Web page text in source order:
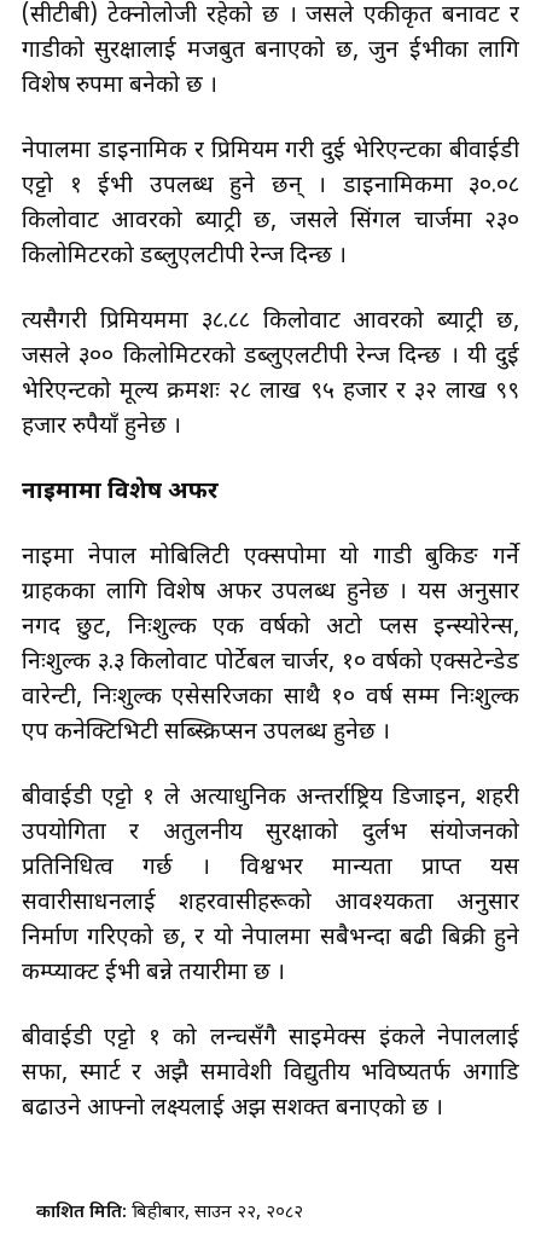
(सीटीबी) टेक्नोलोजी रहेको छ । जसले एकीकृत बनावट र
गाडीको सुरक्षालाई मजबुत बनाएको छ, जुन ईभीका लागि
विशेष रुपमा बनेको छ ।
नेपालमा डाइनामिक र प्रिमियम गरी दुई भेरिएन्टका बीवाईडी
एट्टो १ ईभी उपलब्ध हुने छन् । डाइनामिकमा ३०.०८
किलोवाट आवरको ब्याट्री छ, जसले सिंगल चार्जमा २३०
किलोमिटरको डब्लुएलटीपी रेन्ज दिन्छ ।
त्यसैगरी प्रिमियममा ३८.८८ किलोवाट आवरको ब्याट्री छ,
जसले ३०० किलोमिटरको डब्लुएलटीपी रेन्ज दिन्छ । यी दुई
भेरिएन्टको मूल्य क्रमशः २८ लाख ९५ हजार र ३२ लाख ९९
हजार रुपैयाँ हुनेछ ।
नाइमामा विशेष अफर
नाइमा नेपाल मोबिलिटी एक्सपोमा यो गाडी बुकिङ गर्ने
ग्राहकका लागि विशेष अफर उपलब्ध हुनेछ । यस अनुसार
नगद छुट, निःशुल्क एक वर्षको अटो प्लस इन्स्योरेन्स,
निःशुल्क ३.३ किलोवाट पोर्टेबल चार्जर, १० वर्षको एक्सटेन्डेड
वारेन्टी, निःशुल्क एसेसरिजका साथै १० वर्ष सम्म निःशुल्क
एप कनेक्टिभिटी सब्स्क्रिप्सन उपलब्ध हुनेछ ।
बीवाईडी एट्टो १ ले अत्याधुनिक अन्तर्राष्ट्रिय डिजाइन, शहरी
उपयोगिता र अतुलनीय सुरक्षाको दुर्लभ संयोजनको
प्रतिनिधित्व गर्छ । विश्वभर मान्यता प्राप्त यस
सवारीसाधनलाई शहरवासीहरूको आवश्यकता अनुसार
निर्माण गरिएको छ, र यो नेपालमा सबैभन्दा बढी बिक्री हुने
कम्प्याक्ट ईभी बन्ने तयारीमा छ ।
बीवाईडी एट्टो १ को लन्चसँगै साइमेक्स इंकले नेपाललाई
सफा, स्मार्ट र अझै समावेशी विद्युतीय भविष्यतर्फ अगाडि
बढाउने आफ्नो लक्ष्यलाई अझ सशक्त बनाएको छ ।
प्रकाशित मिति: बिहीबार, साउन २२, २०८२